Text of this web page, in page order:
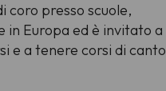
coro presso scuole,
in Europa ed è invitato a
e a tenere corsi di canto